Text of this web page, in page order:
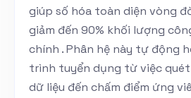
giúp số hóa toàn diện vòng
giảm đến 90% khối lượng
chính . Phân hệ này tự động
trình tuyển dụng từ việc quét
dữ liệu đến chấm điểm ứng